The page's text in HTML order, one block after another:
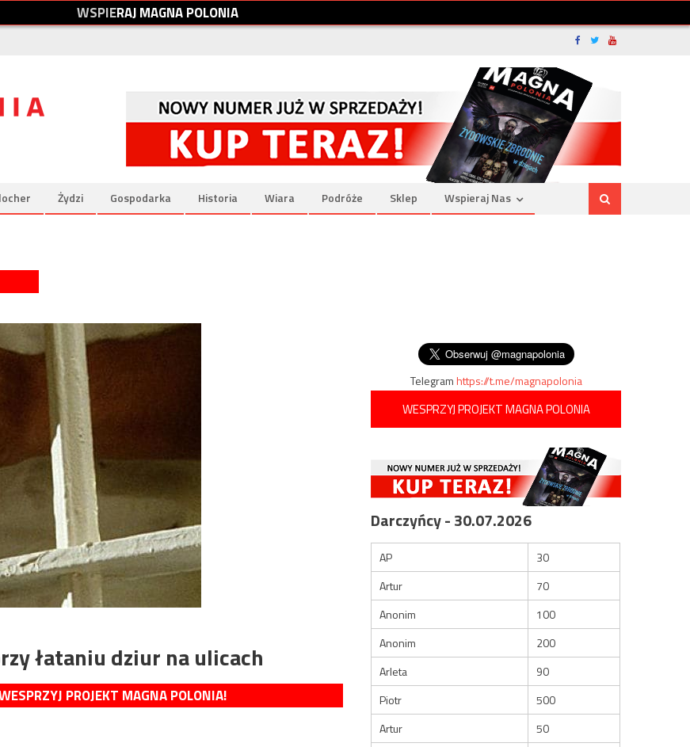
WSPIERAJMAGNAPOLONIA
Żydzi Gospodarka Historia Wiara Podróże Sklep Wspieraj Nas
łataniu dziur na ulicach
PROJEKT MAGNA POLONIA!
Telegramhttps://t.me/magnapolonia
WESPRZYJ PROJEKT MAGNA POLONIA
Darczyńcy - 30.07.2026
AP
30
Artur
70
Anonim
100
Anonim
200
Arleta
90
Piotr
500
Artur
50